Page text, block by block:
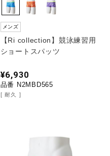
メンズ
【Ri collection】競泳練習用
ショートスパッツ
¥6,930
品番 N2MBD565
耐久